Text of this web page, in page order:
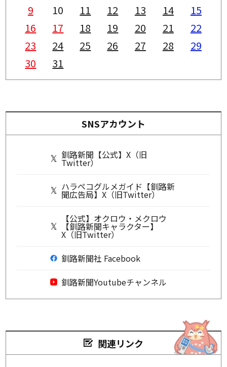
9
10 11 12 13 14
15
16
17 18 19 20 21
22
23
24 25 26 27 28
29
30
31
SNSアカウント
釧路新聞【公式】X（旧
Twitter）
ハラペコグルメガイド【釧路新
聞広告局】X（旧Twitter）
【公式】オクロウ・メクロウ
【釧路新聞キャラクター】
X（旧Twitter）
釧路新聞社 Facebook
釧路新聞Youtubeチャンネル
関連リンク